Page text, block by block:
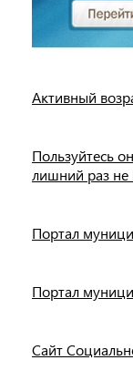
Активный
Пользуйтесь
лишний раз не
Портал
Портал
Сайт